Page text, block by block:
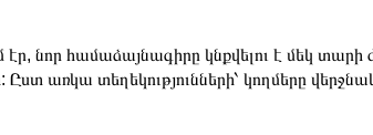
նոր համաձայնագիրը կնքվելու է մեկ
առկա տեղեկությունների՝ կողմերը